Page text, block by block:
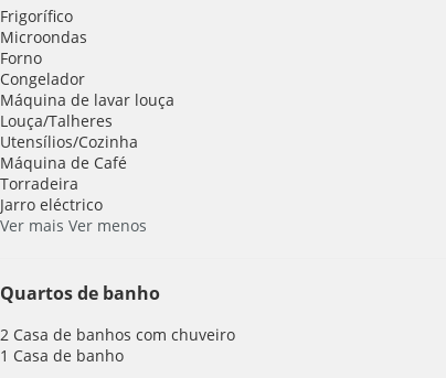
Frigorífico
Microondas
Forno
Congelador
Máquina de lavar louça
Louça/Talheres
Utensílios/Cozinha
Máquina de Café
Torradeira
Jarro eléctrico
Ver mais Ver menos
Quartos de banho
2 Casa de banhos com chuveiro
1 Casa de banho